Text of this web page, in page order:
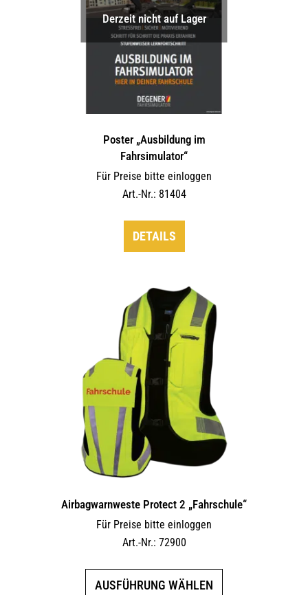
Derzeit nicht auf Lager
Poster „Ausbildung im
Fahrsimulator“
Für Preise bitte einloggen
Art.-Nr.: 81404
DETAILS
Airbagwarnweste Protect 2 „Fahrschule“
Für Preise bitte einloggen
Art.-Nr.: 72900
AUSFÜHRUNG WÄHLEN